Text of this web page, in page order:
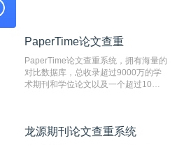
系统，可检测中文、英文两种语言的论
PaperTime论文查重
PaperTime论文查重系统，拥有海量的
对比数据库，总收录超过9000万的学
术期刊和学位论文以及一个超过10亿
对，利用指纹索引快速而精准地在云检
龙源期刊论文查重系统